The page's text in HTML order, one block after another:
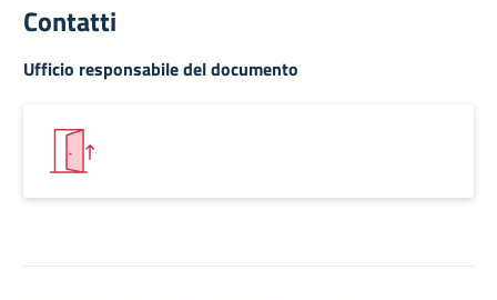
Contatti
Ufficio responsabile del documento